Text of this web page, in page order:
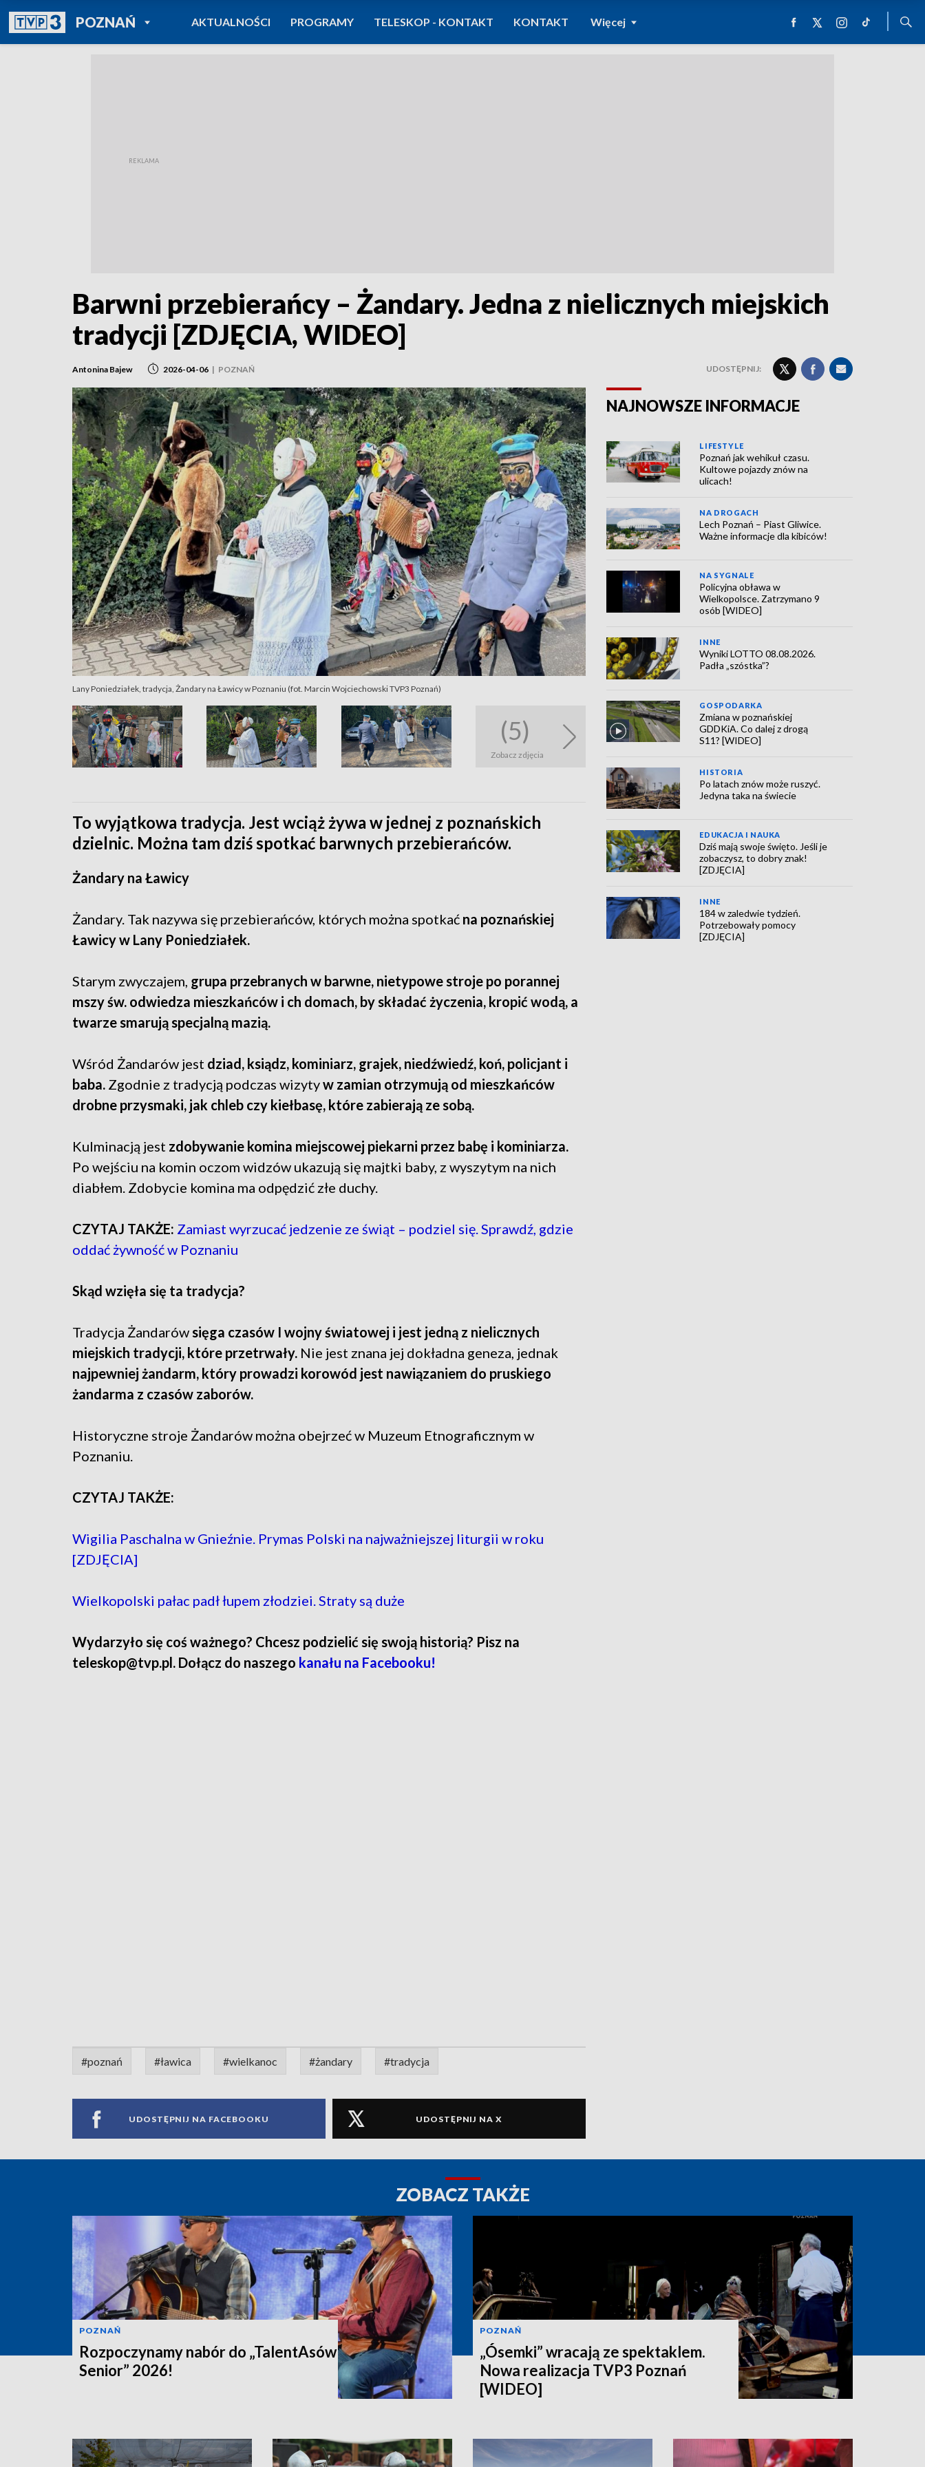
POZNAŃPOWRÓT DO
TVP REGIONY
AKTUALNOŚCI PROGRAMY TELESKOP - KONTAKT KONTAKT Więcej
Barwni przebierańcy – Żandary. Jedna z nielicznych miejskich
tradycji [ZDJĘCIA, WIDEO]
Antonina Bajew 2026-04-06 | POZNAŃ UDOSTĘPNIJ:
Lany Poniedziałek, tradycja, Żandary na Ławicy w Poznaniu (fot. Marcin Wojciechowski TVP3 Poznań)
(5)
Zobacz zdjęcia
To wyjątkowa tradycja. Jest wciąż żywa w jednej z poznańskich
dzielnic. Można tam dziś spotkać barwnych przebierańców.
Żandary na Ławicy
Żandary. Tak nazywa się przebierańców, których można spotkać na poznańskiej
Ławicy w Lany Poniedziałek.
Starym zwyczajem, grupa przebranych w barwne, nietypowe stroje po porannej
mszy św. odwiedza mieszkańców i ch domach, by składać życzenia, kropić wodą, a
twarze smarują specjalną mazią.
Wśród Żandarów jest dziad, ksiądz, kominiarz, grajek, niedźwiedź, koń, policjant i
baba. Zgodnie z tradycją podczas wizytyw zamian otrzymują od mieszkańców
drobne przysmaki, jak chleb czy kiełbasę, które zabierają ze sobą.
Kulminacją jest zdobywanie komina miejscowej piekarni przez babę i kominiarza.
Po wejściu na komin oczom widzów ukazują się majtki baby, z wyszytym na nich
diabłem. Zdobycie komina ma odpędzić złe duchy.
CZYTAJ TAKŻE: Zamiast wyrzucać jedzenie ze świąt – podziel się. Sprawdź, gdzie
oddać żywność w Poznaniu
Skąd wzięła się ta tradycja?
Tradycja Żandarówsięga czasów I wojny światowej i jest jedną z nielicznych
miejskich tradycji, które przetrwały. Nie jest znana jej dokładna geneza, jednak
najpewniej żandarm, który prowadzi korowód jest nawiązaniem do pruskiego
żandarma z czasów zaborów.
Historyczne stroje Żandarów można obejrzeć w Muzeum Etnograficznym w
Poznaniu.
CZYTAJ TAKŻE:
Wigilia Paschalna w Gnieźnie. Prymas Polski na najważniejszej liturgii w roku
[ZDJĘCIA]
Wielkopolski pałac padł łupem złodziei. Straty są duże
Wydarzyło się coś ważnego? Chcesz podzielić się swoją historią? Pisz na
teleskop@tvp.pl. Dołącz do naszego kanału na Facebooku!
#poznań #ławica #wielkanoc #żandary #tradycja
UDOSTĘPNIJ NA FACEBOOKU UDOSTĘPNIJ NA X
NAJNOWSZE INFORMACJE
LIFESTYLE
Poznań jak wehikuł czasu.
Kultowe pojazdy znów na
ulicach!
NA DROGACH
Lech Poznań – Piast Gliwice.
Ważne informacje dla kibiców!
NA SYGNALE
Policyjna obława w
Wielkopolsce. Zatrzymano 9
osób [WIDEO]
INNE
Wyniki LOTTO 08.08.2026.
Padła „szóstka”?
GOSPODARKA
Zmiana w poznańskiej
GDDKiA. Co dalej z drogą
S11? [WIDEO]
HISTORIA
Po latach znów może ruszyć.
Jedyna taka na świecie
EDUKACJA I NAUKA
Dziś mają swoje święto. Jeśli je
zobaczysz, to dobry znak!
[ZDJĘCIA]
INNE
184 w zaledwie tydzień.
Potrzebowały pomocy
[ZDJĘCIA]
ZOBACZ TAKŻE
POZNAŃ
Rozpoczynamy nabór do „TalentAsów
Senior” 2026!
POZNAŃ
„Ósemki” wracają ze spektaklem.
Nowa realizacja TVP3 Poznań
[WIDEO]